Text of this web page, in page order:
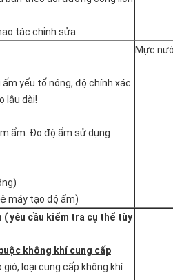
tác chỉnh sửa.
yếu tố nóng, độ chính xác
lâu dài!
ẩm. Đo độ ẩm sử dụng
máy tạo độ ẩm)
Mực
(yêu cầu kiểm tra cụ thể tùy
buộc không khí cung cấp
loại cung cấp không khí